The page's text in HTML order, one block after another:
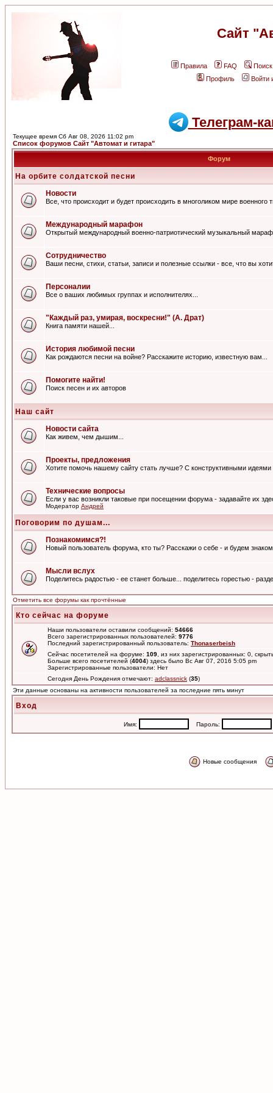
Сайт
Правила FAQ
Поиск
Профиль
Войти
Телеграм-
Текущее время Сб Авг 08, 2026 11:02 pm
Список форумов Сайт "Автомат и гитара"
Форум
На орбите солдатской песни
Новости
Все, что происходит и будет происходить в многоликом мире военного
Международный марафон
Открытый международный военно-патриотический музыкальный
Сотрудничество
Ваши песни, стихи, статьи, записи и полезные ссылки - все, что вы
Персоналии
Все о ваших любимых группах и исполнителях...
"Каждый раз, умирая, воскресни!" (А. Драт)
Книга памяти нашей...
История любимой песни
Как рождаются песни на войне? Расскажите историю, известную вам...
Помогите найти!
Поиск песен и их авторов
Наш сайт
Новости сайта
Как живем, чем дышим...
Проекты, предложения
Хотите помочь нашему сайту стать лучше? С конструктивными
Технические вопросы
Если у вас возникли таковые при посещении форума - задавайте их
Модератор Андрей
Поговорим по душам...
Познакомимся?!
Новый пользователь форума, кто ты? Расскажи о себе - и будем
Мысли вслух
Поделитесь радостью - ее станет больше... поделитесь горестью -
Отметить все форумы как прочтённые
Кто сейчас на форуме
Наши пользователи оставили сообщений: 54666
Всего зарегистрированных пользователей: 9776
Последний зарегистрированный пользователь: Thonaserbeish
Сейчас посетителей на форуме: 109 , из них зарегистрированных: 0,
Больше всего посетителей (4004) здесь было Вс Авг 07, 2016 5:05 pm
Зарегистрированные пользователи: Нет
Сегодня День Рождения отмечают: adclassnick (35)
Эти данные основаны на активности пользователей за последние пять минут
Вход
Имя: Пароль:
Новые сообщения